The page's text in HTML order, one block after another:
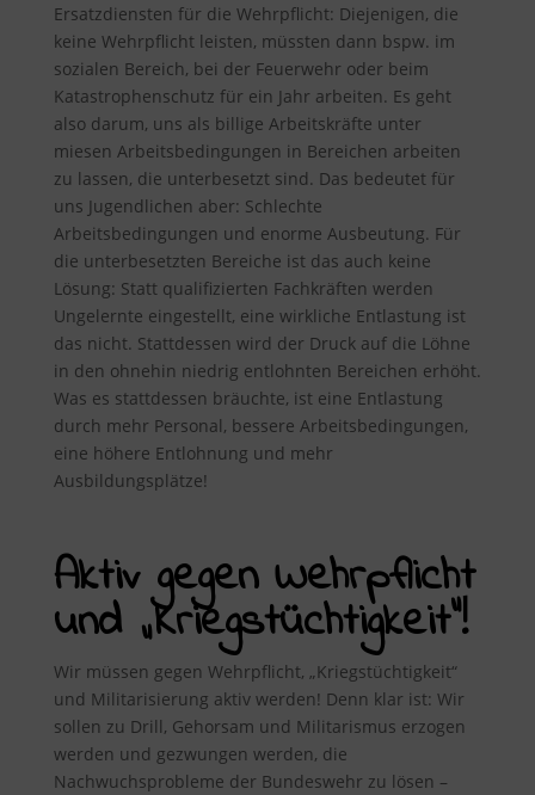
Ersatzdiensten für die Wehrpflicht: Diejenigen, die
keine Wehrpflicht leisten, müssten dann bspw. im
sozialen Bereich, bei der Feuerwehr oder beim
Katastrophenschutz für ein Jahr arbeiten. Es geht
also darum, uns als billige Arbeitskräfte unter
miesen Arbeitsbedingungen in Bereichen arbeiten
zu lassen, die unterbesetzt sind. Das bedeutet für
uns Jugendlichen aber: Schlechte
Arbeitsbedingungen und enorme Ausbeutung. Für
die unterbesetzten Bereiche ist das auch keine
Lösung: Statt qualifizierten Fachkräften werden
Ungelernte eingestellt, eine wirkliche Entlastung ist
das nicht. Stattdessen wird der Druck auf die Löhne
in den ohnehin niedrig entlohnten Bereichen erhöht.
Was es stattdessen bräuchte, ist eine Entlastung
durch mehr Personal, bessere Arbeitsbedingungen,
eine höhere Entlohnung und mehr
Ausbildungsplätze!
Aktiv gegen Wehrpflicht
und „Kriegstüchtigkeit“!
Wir müssen gegen Wehrpflicht, „Kriegstüchtigkeit“
und Militarisierung aktiv werden! Denn klar ist: Wir
sollen zu Drill, Gehorsam und Militarismus erzogen
werden und gezwungen werden, die
Nachwuchsprobleme der Bundeswehr zu lösen –